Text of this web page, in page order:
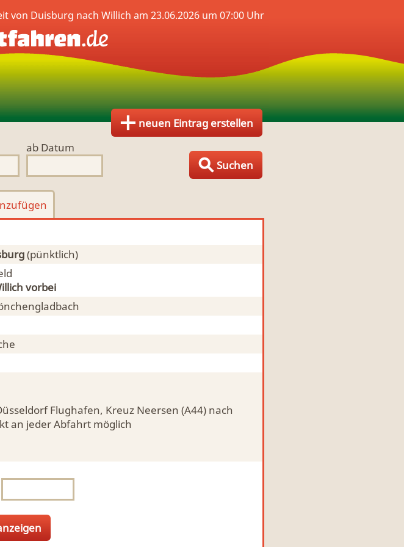
neuen Eintrag erstellen
ab Datum
Suchen
von Duisburg nach Willich am 23.06.2026 um 07:00 Uhr
(pünktlich)
vorbei
Flughafen, Kreuz Neersen (A44) nach
an jeder Abfahrt möglich